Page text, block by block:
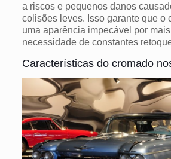
a riscos e pequenos danos
colisões leves. Isso garante que o
uma aparência impecável por
necessidade de constantes
Características do cromado